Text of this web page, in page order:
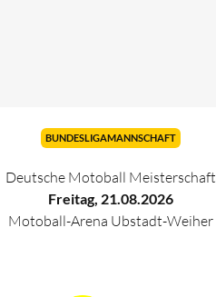
BUNDESLIGAMANNSCHAFT
Deutsche Motoball Meisterschaft
Freitag, 21.08.2026
Motoball-Arena Ubstadt-Weiher